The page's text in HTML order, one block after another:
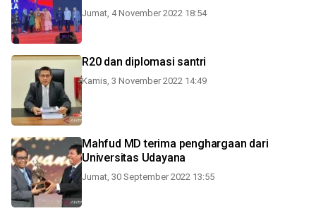
Jumat, 4 November 2022 18:54
R20 dan diplomasi santri
Kamis, 3 November 2022 14:49
Mahfud MD terima penghargaan dari
Universitas Udayana
Jumat, 30 September 2022 13:55